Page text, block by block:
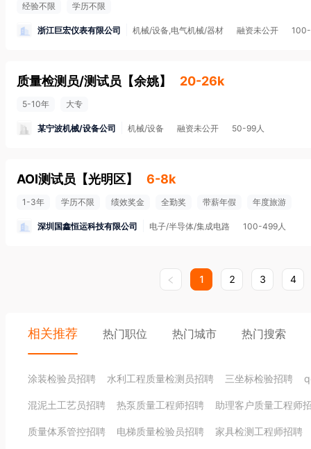
经验不限 学历不限
浙江巨宏仪表有限公司 机械/设备,电气机械/器材 融资未公开
质量检测员/测试员 【余姚】 20-26k
5-10年 大专
某宁波机械/设备公司 机械/设备 融资未公开 50-99人
AOI测试员 【光明区】 6-8k
1-3年 学历不限 绩效奖金 全勤奖 带薪年假 年度旅游
深圳国鑫恒运科技有限公司 电子/半导体/集成电路 100-499人
1 2 3 4
相关推荐 热门职位 热门城市 热门搜索
涂装检验员招聘 水利工程质量检测员招聘 三坐标检验招聘
混泥土工艺员招聘 热泵质量工程师招聘 助理客户质量工程师
质量体系管控招聘 电梯质量检验员招聘 家具检测工程师招聘